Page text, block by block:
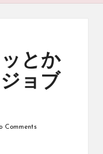
とか
ョブ
Comments